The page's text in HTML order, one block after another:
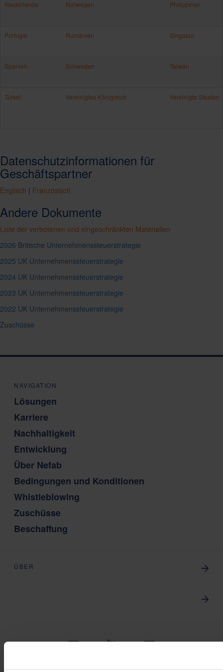
Niederlande Norwegen Philippinen
Portugal Rumänien Singapur
Spanien Schweden Taiwan
Türkei Vereinigtes Königreich Vereinigte Staaten
Datenschutzinformationen für
Geschäftspartner
Englisch | Französisch
Andere Dokumente
Liste der verbotenen und eingeschränkten Materialien
2026 Britische Unternehmenssteuerstrategie
2025 UK Unternehmenssteuerstrategie
2024 UK Unternehmenssteuerstrategie
2023 UK Unternehmenssteuerstrategie
2022 UK Unternehmenssteuerstrategie
Zuschüsse
NAVIGATION
Lösungen
Karriere
Nachhaltigkeit
Entwicklung
Über Nefab
Bedingungen und Konditionen
Whistleblowing
Zuschüsse
Beschaffung
ÜBER